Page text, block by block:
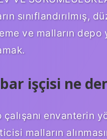
sınıflandırılmış,
ve malların depo
işçisi ne
çalışanı envanterin
malların